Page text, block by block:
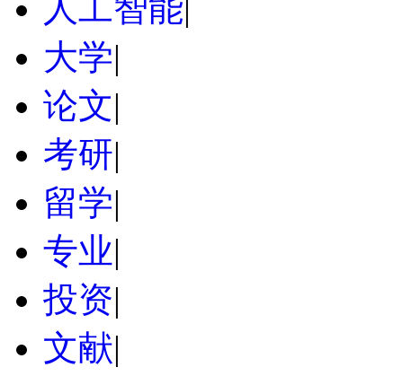
人工智能|
大学|
论文|
考研|
留学|
专业|
投资|
文献|